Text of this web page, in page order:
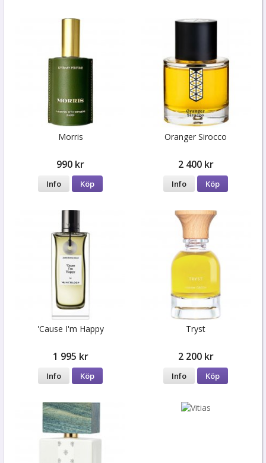
Morris
990 kr
Info Köp
Oranger Sirocco
2 400 kr
Info Köp
'Cause I'm Happy
1 995 kr
Info Köp
Tryst
2 200 kr
Info Köp